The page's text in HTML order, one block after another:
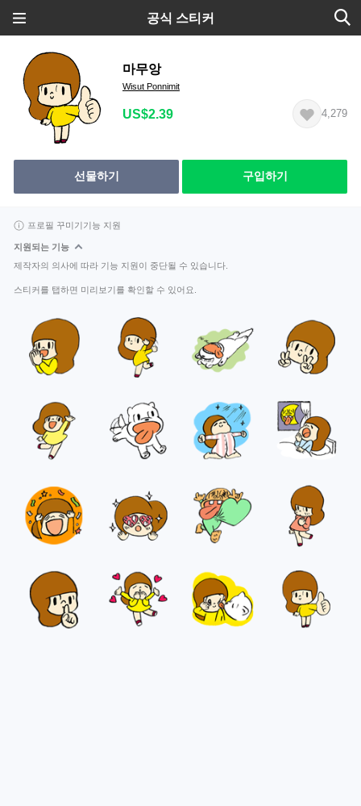
공식 스티커
마무앙
Wisut Ponnimit
US$2.39 4,279
선물하기 구입하기
프로필 꾸미기기능 지원
지원되는 기능
제작자의 의사에 따라 기능 지원이 중단될 수 있습니다.
스티커를 탭하면 미리보기를 확인할 수 있어요.